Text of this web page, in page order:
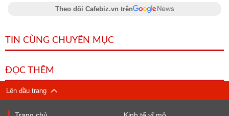
Theo dõi Cafebiz.vn trên
TIN CÙNG CHUYÊN MỤC
ĐỌC THÊM
Lên đầu trang